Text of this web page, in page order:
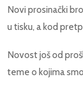
Novi prosinački
u tisku, a kod
Novost još od
teme o kojima